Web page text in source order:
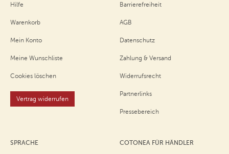
Hilfe
Warenkorb
Mein Konto
Meine Wunschliste
Cookies löschen
Vertrag widerrufen
Barrierefreiheit
AGB
Datenschutz
Zahlung & Versand
Widerrufsrecht
Partnerlinks
Pressebereich
SPRACHE COTONEA FÜR HÄNDLER